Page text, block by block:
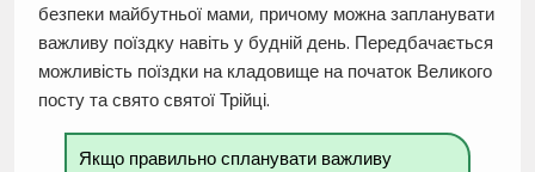
безпеки майбутньої мами, причому можна запланувати
важливу поїздку навіть у будній день. Передбачається
можливість поїздки на кладовище на початок Великого
посту та свято святої Трійці.
Якщо правильно спланувати важливу